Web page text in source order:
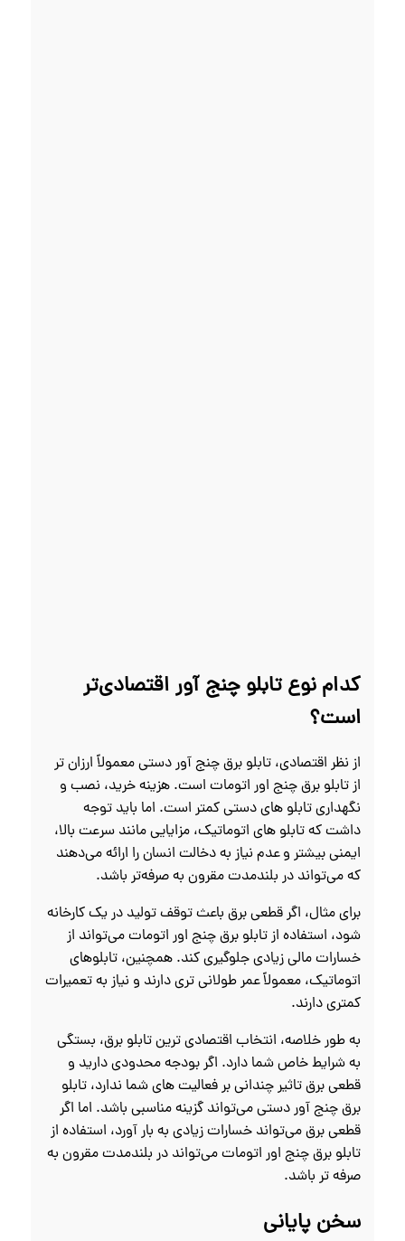
کدام نوع تابلو چنج آور اقتصادی‌تر
است؟
از نظر اقتصادی، تابلو برق چنج آور دستی معمولاً ارزان‌ تر
از تابلو برق چنج اور اتومات است. هزینه خرید، نصب و
نگهداری تابلو های دستی کمتر است. اما باید توجه
داشت که تابلو های اتوماتیک، مزایایی مانند سرعت بالا،
ایمنی بیشتر و عدم نیاز به دخالت انسان را ارائه می‌دهند
که می‌تواند در بلندمدت مقرون به صرفه‌تر باشد.
برای مثال، اگر قطعی برق باعث توقف تولید در یک کارخانه
شود، استفاده از تابلو برق چنج اور اتومات می‌تواند از
خسارات مالی زیادی جلوگیری کند. همچنین، تابلوهای
اتوماتیک، معمولاً عمر طولانی‌ تری دارند و نیاز به تعمیرات
کمتری دارند.
به طور خلاصه، انتخاب اقتصادی‌ ترین تابلو برق، بستگی
به شرایط خاص شما دارد. اگر بودجه محدودی دارید و
قطعی برق تاثیر چندانی بر فعالیت‌ های شما ندارد، تابلو
برق چنج آور دستی می‌تواند گزینه مناسبی باشد. اما اگر
قطعی برق می‌تواند خسارات زیادی به بار آورد، استفاده از
تابلو برق چنج اور اتومات می‌تواند در بلندمدت مقرون به
صرفه‌ تر باشد.
سخن پایانی